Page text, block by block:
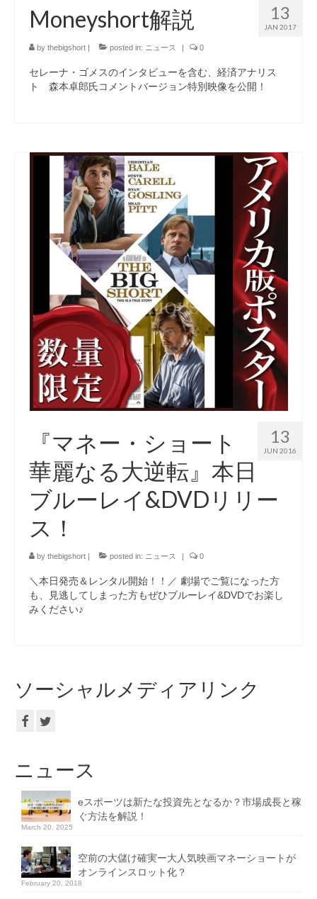
13
JAN 2017
Moneyshort解説
by thebigshort | posted in: ニュース | 0
セレーナ・ゴメスのインタビューを含む、経済アナリス
ト 森本卓郎氏コメントバージョン特別映像を公開！
13
JUN 2016
『マネー・ショート
華麗なる大逆転』本日
ブルーレイ&DVDリリー
ス！
by thebigshort | posted in: ニュース | 0
＼本日発売＆レンタル開始！！／ 劇場でご覧になった方
も、見逃してしまった方もぜひブルーレイ&DVDでお楽し
みください♪
ソーシャルメディアリンク
ニュース
eスポーツは新たな投資先となるか？市場成長と稼
ぐ方法を解説！
March 20, 2025
空前の大儲け確実ー大人気映画マネーショートが
オンラインスロット化？
February 20, 2018